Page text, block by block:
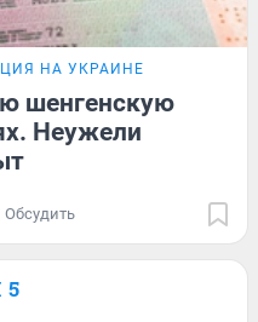
НА УКРАИНЕ
шенгенскую
Неужели
Обсудить
5